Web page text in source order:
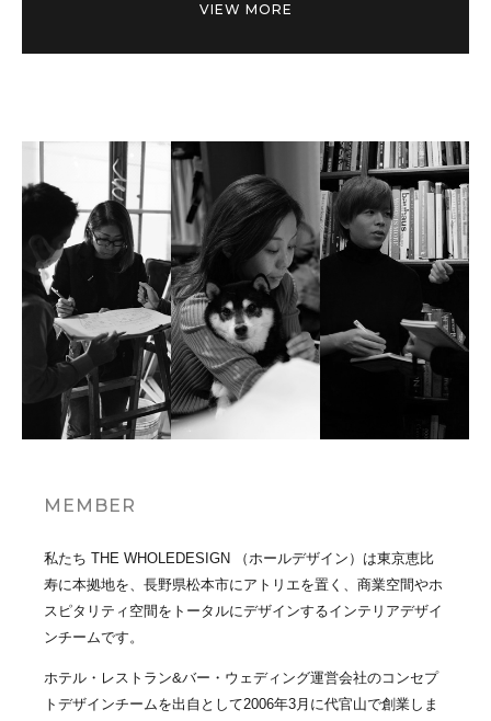
VIEW MORE
MEMBER
私たち THE WHOLEDESIGN （ホールデザイン）は東京恵比
寿に本拠地を、長野県松本市にアトリエを置く、商業空間やホ
スピタリティ空間をトータルにデザインするインテリアデザイ
ンチームです。
ホテル・レストラン&バー・ウェディング運営会社のコンセプ
トデザインチームを出自として2006年3月に代官山で創業しま